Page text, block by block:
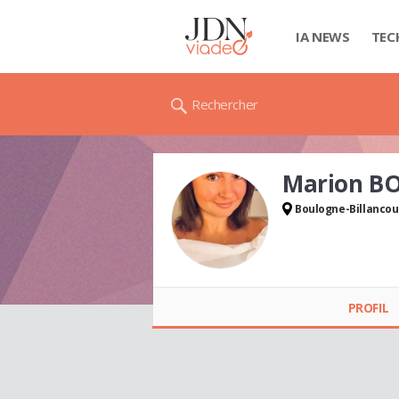
IA NEWS
Rechercher
Marion
Boulogne-
PROFIL